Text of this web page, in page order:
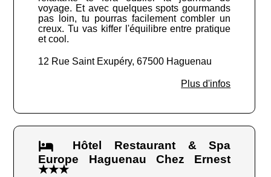
voyage. Et avec quelques spots gourmands
pas loin, tu pourras facilement combler un
creux. Tu vas kiffer l'équilibre entre pratique
et cool.
12 Rue Saint Exupéry, 67500 Haguenau
Plus d'infos
Hôtel Restaurant & Spa
Europe Haguenau Chez Ernest
★★★